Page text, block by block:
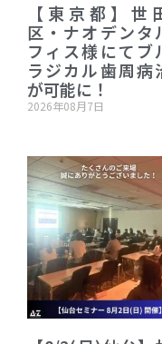
【東京都】世
区・ナオデンタ
フィス様にてブ
ラジカル歯周病
が可能に！
2026年08月7日